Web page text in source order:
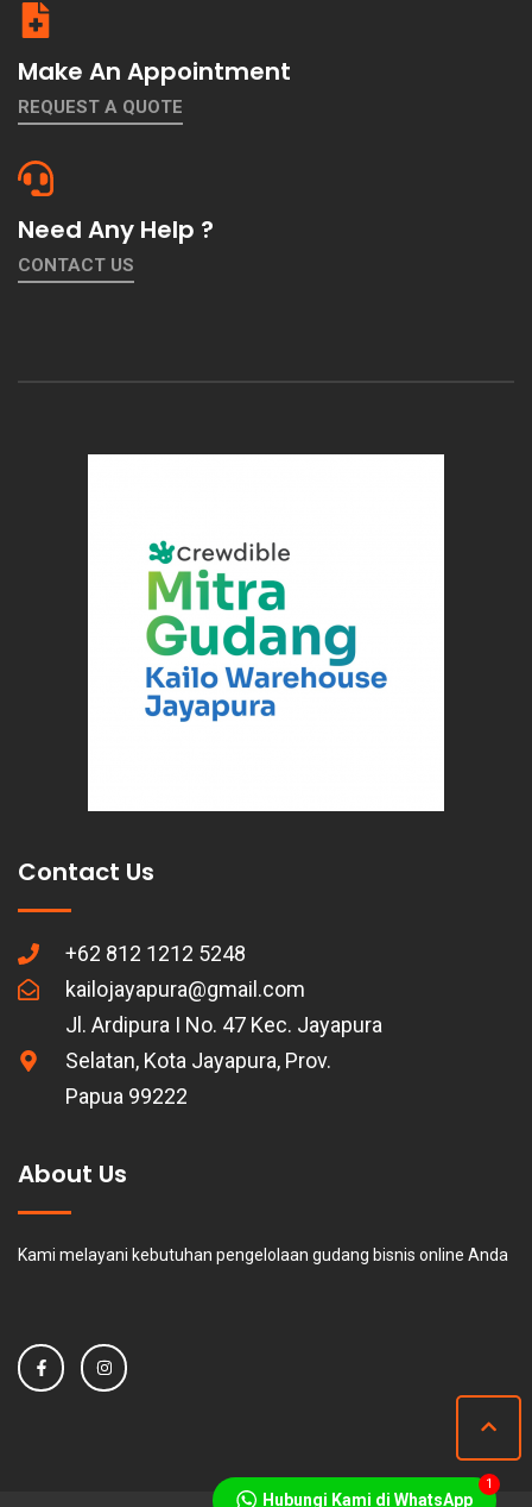
Make An Appointment
REQUEST A QUOTE
Need Any Help ?
CONTACT US
Contact Us
+62 812 1212 5248
kailojayapura@gmail.com
Jl. Ardipura I No. 47 Kec. Jayapura
Selatan, Kota Jayapura, Prov.
Papua 99222
About Us
Kami melayani kebutuhan pengelolaan gudang bisnis online Anda
Hubungi Kami di WhatsApp
1